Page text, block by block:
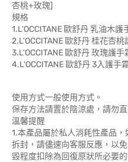
杏桃+玫瑰]
規格
1.L'OCCITANE 歐舒丹 乳油木
2.L'OCCITANE 歐舒丹 桂花杏
3.L'OCCITANE 歐舒丹 玫瑰護
4.L'OCCITANE 歐舒丹 3入護手
使用方式一般使用方式。
保存方法請置於陰涼處，請勿
溫馨提醒
1.本產品屬於私人消耗性產品
拆封，請儘速向客服反應，以
毀程度扣除為回復原狀所必要的